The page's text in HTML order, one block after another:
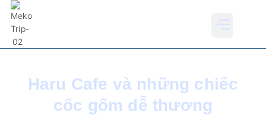
Haru Cafe và những chiếc
cốc gốm dễ thương